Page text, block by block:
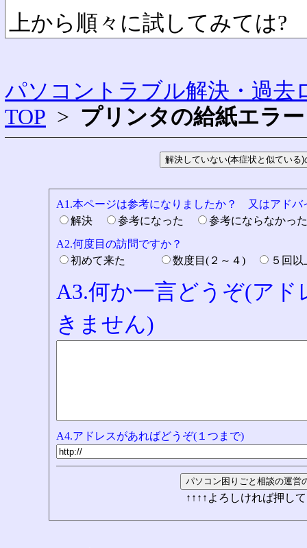
上から順々に試してみては?
パソコントラブル解決・過去
TOP > プリンタの給紙エラー
A1.本ページは参考になりましたか？ 又はアドバ
解決
参考になった
参考にならなか
A2.何度目の訪問ですか？
初めて来た
数度目(２～４) ５回
A3.何か一言どうぞ(ア
きません)
A4.アドレスがあればどうぞ(１つまで)
↑↑↑↑よろしければ押し